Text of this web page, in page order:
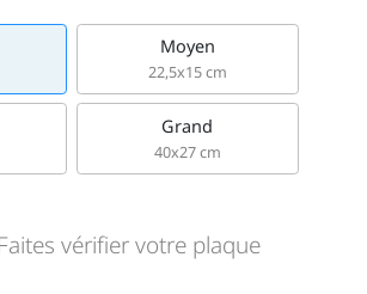
Moyen
22,5x15 cm
Grand
40x27 cm
Faites vérifier votre plaque